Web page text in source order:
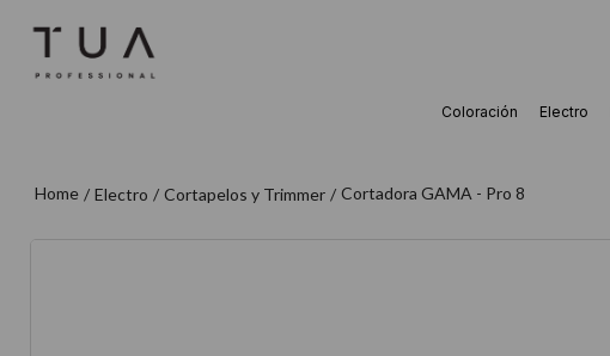
Coloración Electro
Electro Cortapelos y Trimmer Cortadora GAMA - Pro 8